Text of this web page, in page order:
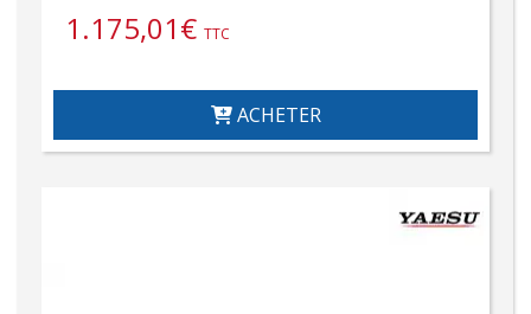
1.175,01€ TTC
ACHETER